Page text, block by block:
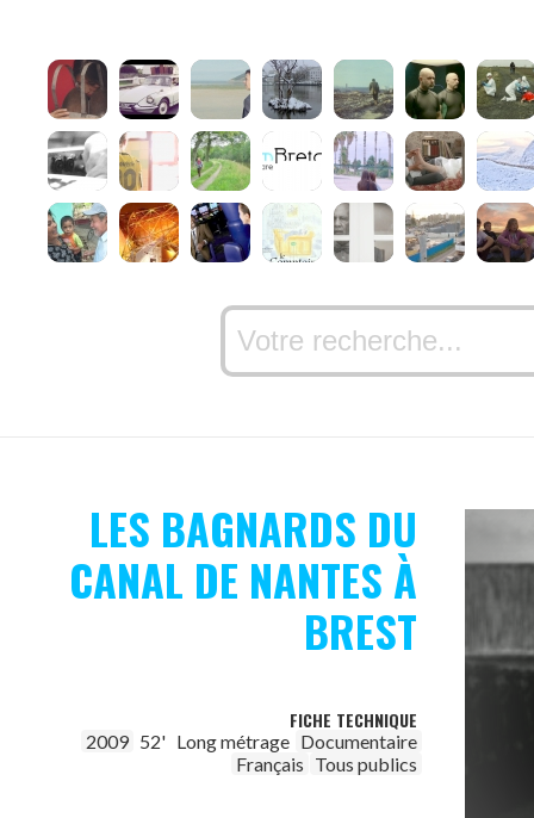
LES BAGNARDS DU
CANAL DE NANTES À
BREST
FICHE TECHNIQUE
2009 52' Long métrage Documentaire
Français Tous publics